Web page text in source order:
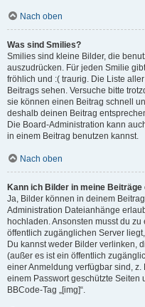
Nach oben
Was sind Smilies?
Smilies sind kleine Bilder, die
auszudrücken. Für jeden Smilie
fröhlich und :( traurig. Die Liste
Beitrags sehen. Versuche bitte
sie können einen Beitrag schnell
deshalb deinen Beitrag
Die Board-Administration kann
in einem Beitrag benutzen kannst.
Nach oben
Kann ich Bilder in meine Beiträge
Ja, Bilder können in deinem
Administration Dateianhänge
hochladen. Ansonsten musst du
öffentlich zugänglichen Server
Du kannst weder Bilder verlinken,
(außer es ist ein öffentlich
einer Anmeldung verfügbar sind,
einem Passwort geschützte Seiten
BBCode-Tag „[img]“.